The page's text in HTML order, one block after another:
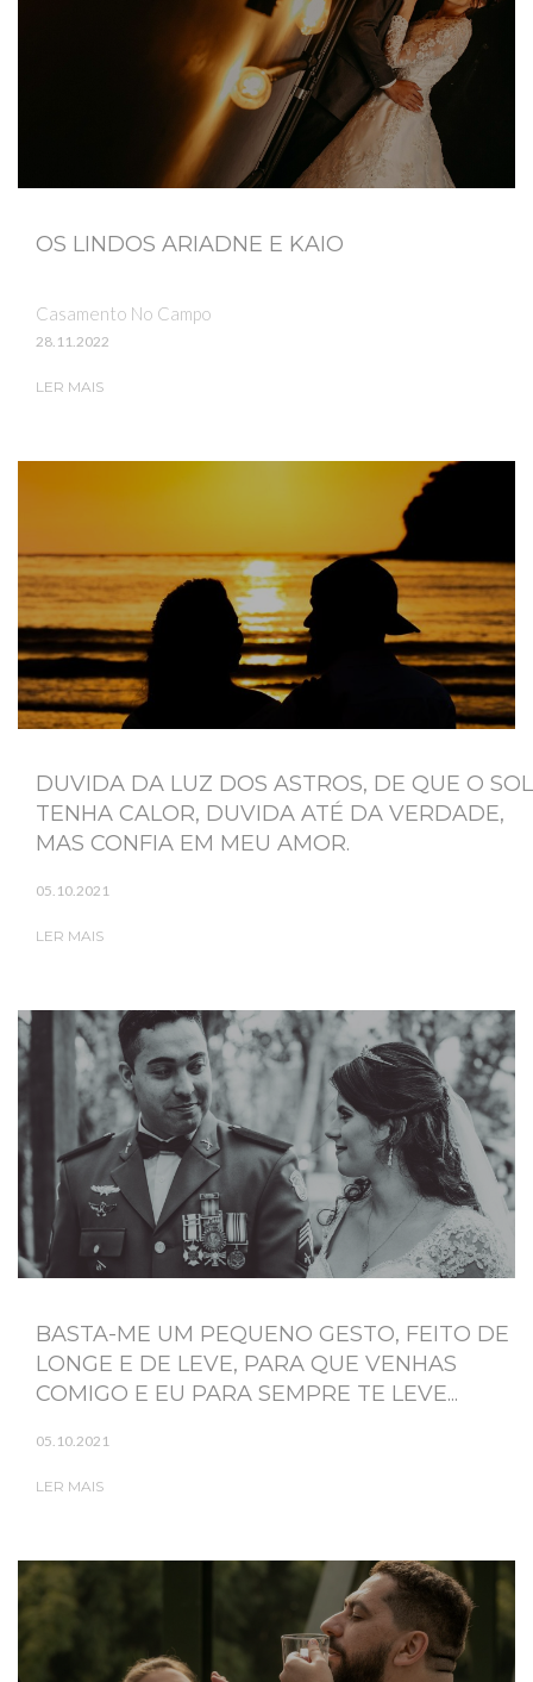
OS LINDOS ARIADNE E KAIO
Casamento No Campo
28.11.2022
LER MAIS
DUVIDA DA LUZ DOS ASTROS, DE QUE O SOL
TENHA CALOR, DUVIDA ATÉ DA VERDADE,
MAS CONFIA EM MEU AMOR.
05.10.2021
LER MAIS
BASTA-ME UM PEQUENO GESTO, FEITO DE
LONGE E DE LEVE, PARA QUE VENHAS
COMIGO E EU PARA SEMPRE TE LEVE...
05.10.2021
LER MAIS